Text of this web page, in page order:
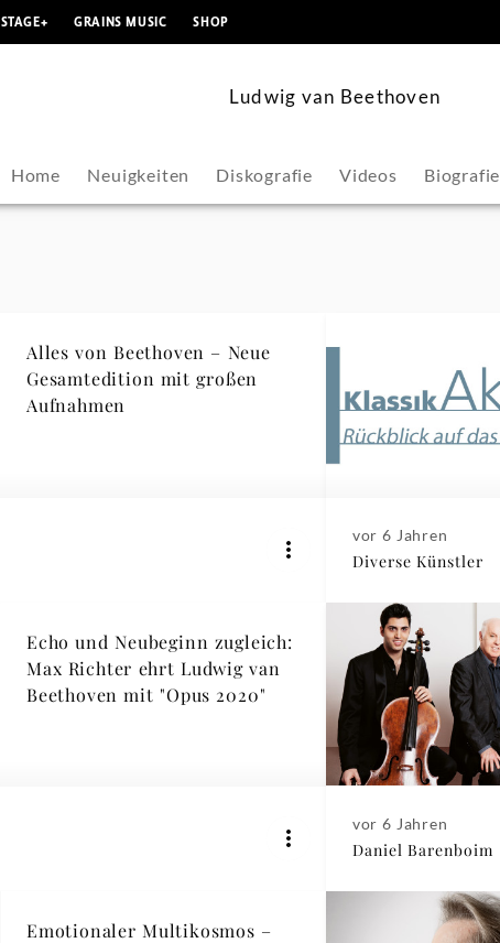
STAGE+ GRAINS MUSIC SHOP
Ludwig van Beethoven
Home Neuigkeiten Diskografie Videos Biografie
Alles von Beethoven – Neue
Gesamtedition mit großen
Aufnahmen
vor 6 Jahren
Diverse Künstler
Echo und Neubeginn zugleich:
Max Richter ehrt Ludwig van
Beethoven mit "Opus 2020"
vor 6 Jahren
Daniel Barenboim
Emotionaler Multikosmos –